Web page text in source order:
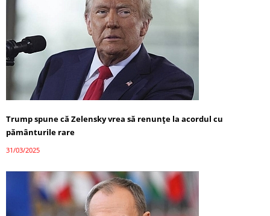
Trump spune că Zelensky vrea să renunțe la acordul cu
pământurile rare
31/03/2025